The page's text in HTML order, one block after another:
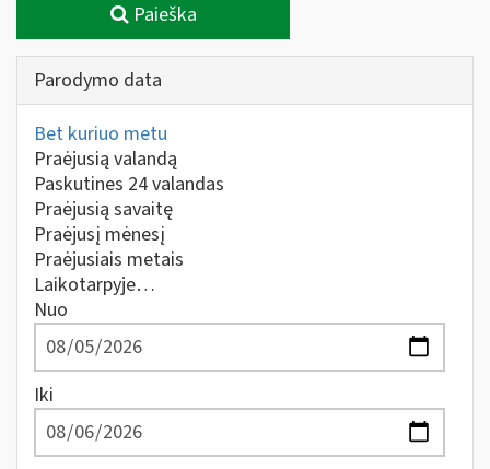
Paieška
Parodymo data
Bet kuriuo metu
Praėjusią valandą
Paskutines 24 valandas
Praėjusią savaitę
Praėjusį mėnesį
Praėjusiais metais
Laikotarpyje…
Nuo
Iki